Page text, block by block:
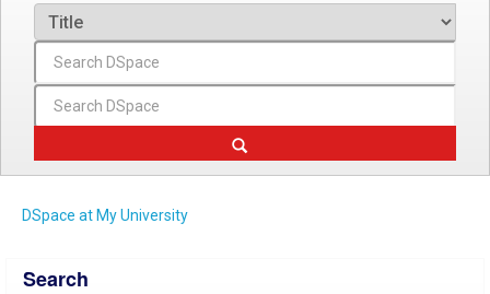
DSpace at My University
Search